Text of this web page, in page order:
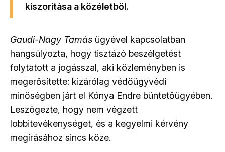
kiszorítása a közéletből.
Gaudi-Nagy Tamás ügyével kapcsolatban
hangsúlyozta, hogy tisztázó beszélgetést
folytatott a jogásszal, aki közleményben is
megerősítette: kizárólag védőügyvédi
minőségben járt el Kónya Endre büntetőügyében.
Leszögezte, hogy nem végzett
lobbitevékenységet, és a kegyelmi kérvény
megírásához sincs köze.